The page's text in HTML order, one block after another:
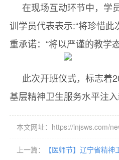
在现场互动环节中，学
训学员代表表示:“将珍惜
重承诺：“将以严谨的教学
此次开班仪式，标志着
基层精神卫生服务水平注入
本文网址：https://lnjsws.com/
上一篇：
【医师节】辽宁省精